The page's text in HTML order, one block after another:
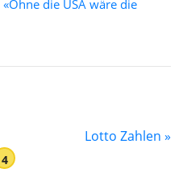
die USA wäre die
Lotto Zahlen »
4